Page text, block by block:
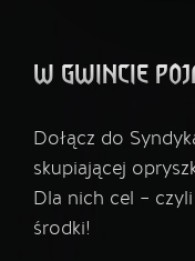
W GWINCIE
Dołącz do
skupiającej
Dla nich cel –
środki!